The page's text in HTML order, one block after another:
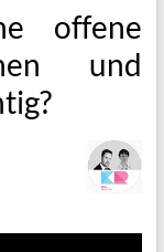
offene
und